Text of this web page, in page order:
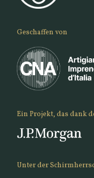
Geschaffen von
Ein Projekt, das dank
Unter der